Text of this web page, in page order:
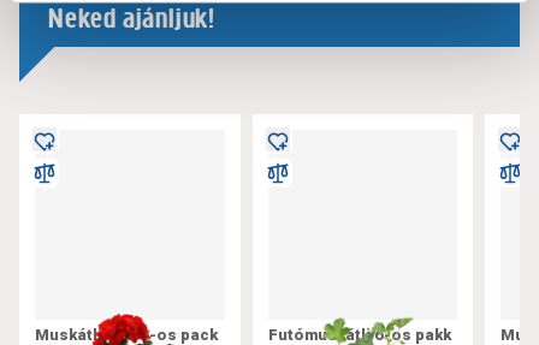
Neked ajánljuk!
Muskátli álló 6-os pack Futómuskátli 6-os pakk